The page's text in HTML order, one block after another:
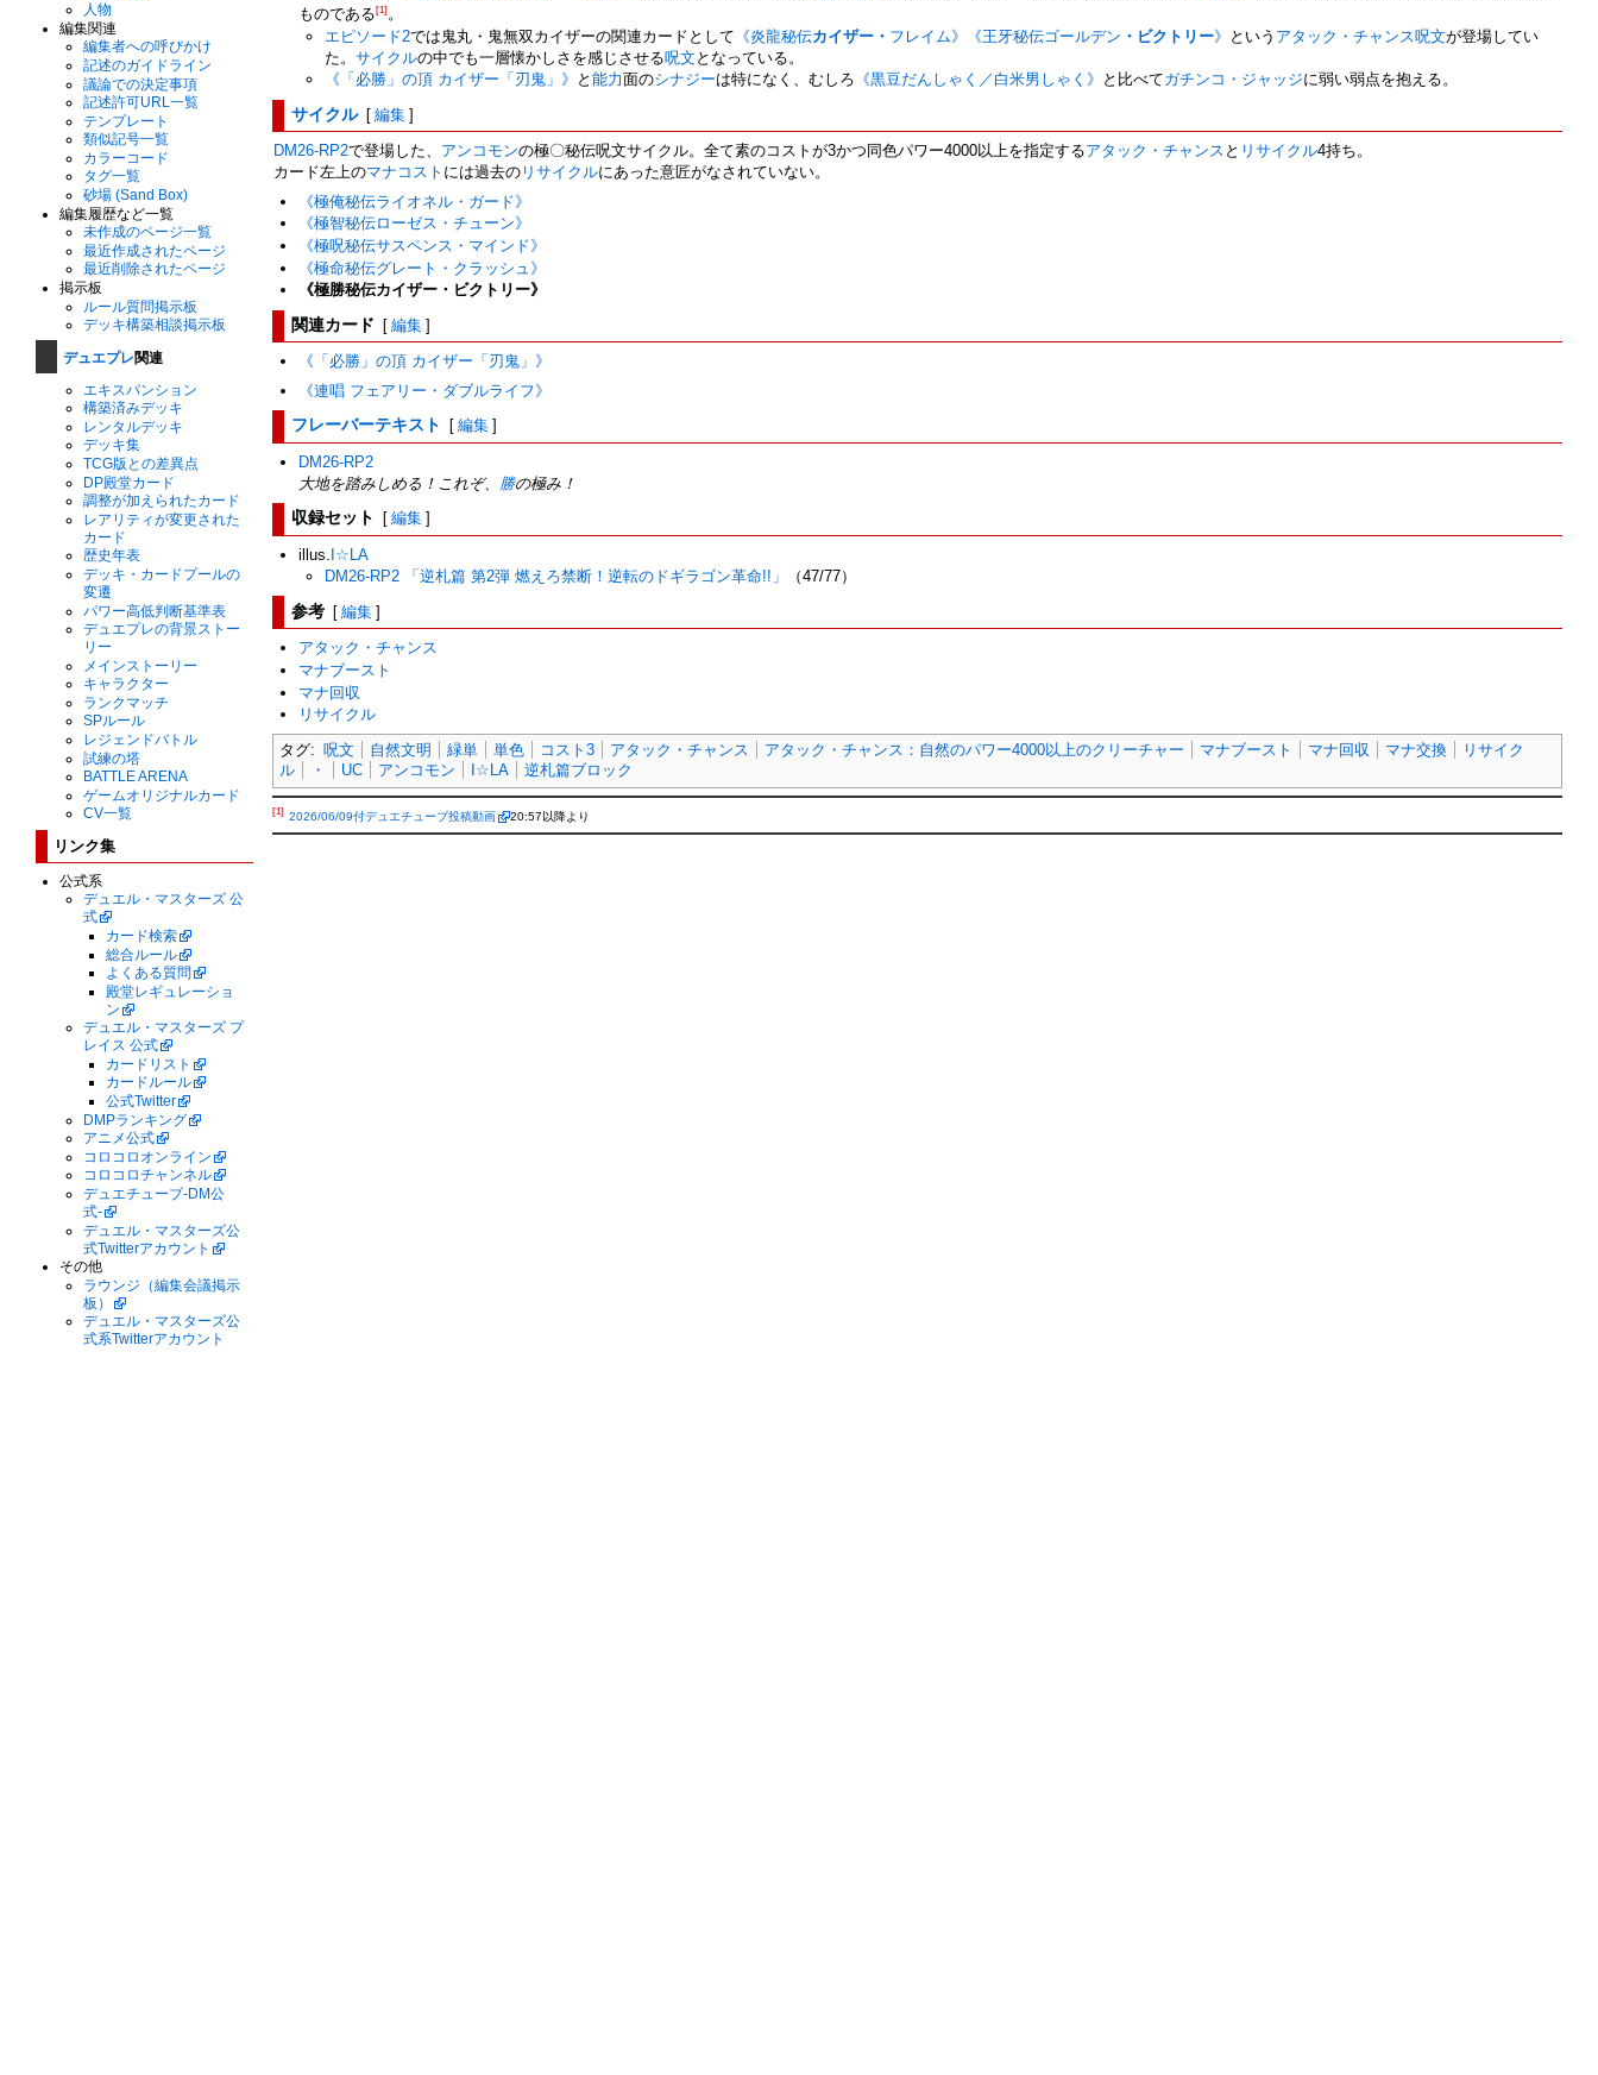
人物
編集関連
編集者への呼びかけ
記述のガイドライン
議論での決定事項
記述許可URL一覧
テンプレート
類似記号一覧
カラーコード
タグ一覧
砂場 (Sand Box)
編集履歴など一覧
未作成のページ一覧
最近作成されたページ
最近削除されたページ
掲示板
ルール質問掲示板
デッキ構築相談掲示板
デュエプレ関連
エキスパンション
構築済みデッキ
レンタルデッキ
デッキ集
TCG版との差異点
DP殿堂カード
調整が加えられたカード
レアリティが変更された
カード
歴史年表
デッキ・カードプールの
変遷
パワー高低判断基準表
デュエプレの背景ストー
リー
メインストーリー
キャラクター
ランクマッチ
SPルール
レジェンドバトル
試練の塔
BATTLE ARENA
ゲームオリジナルカード
CV一覧
リンク集
公式系
デュエル・マスターズ 公
式
カード検索
総合ルール
よくある質問
殿堂レギュレーショ
ン
デュエル・マスターズ プ
レイス 公式
カードリスト
カードルール
公式Twitter
DMPランキング
アニメ公式
コロコロオンライン
コロコロチャンネル
デュエチューブ-DM公
式-
デュエル・マスターズ公
式Twitterアカウント
その他
ラウンジ（編集会議掲示
板）
デュエル・マスターズ公
式系Twitterアカウント
ものである [1]。
エピソード2では鬼丸・鬼無双カイザーの関連カードとして 《炎龍秘伝カイザー・ フレイム》 《王牙秘伝ゴールデン ・ビクトリー》 という アタック・チャンス呪文が登場してい
た。 サイクルの中でも一層懐かしさを感じさせる呪文 となっている。
《「必勝」の頂 カイザー「刃鬼」》 と 能力面のシナジーは特になく、むしろ 《黒豆だんしゃく／白米男しゃく》 と比べてガチンコ・ジャッジに弱い弱点を抱える。
サイクル [編集]
DM26-RP2で登場した、 アンコモンの極〇秘伝呪文サイクル。全て素のコストが3かつ同色パワー4000以上を指定するアタック・チャンス と リサイクル4持ち。
カード左上のマナコスト には過去の リサイクルにあった意匠がなされていない。
《極俺秘伝ライオネル・ガード》
《極智秘伝ローゼス・チューン》
《極呪秘伝サスペンス・マインド》
《極命秘伝グレート・クラッシュ》
《極勝秘伝カイザー・ビクトリー》
関連カード [編集]
《「必勝」の頂 カイザー「刃鬼」》
《連唱 フェアリー・ダブルライフ》
フレーバーテキスト [編集]
DM26-RP2
大地を踏みしめる！これぞ、 勝の極み！
収録セット [編集]
illus. I☆LA
DM26-RP2 「逆札篇 第2弾 燃えろ禁断！逆転のドギラゴン革命!!」
（47/77）
参考 [編集]
アタック・チャンス
マナブースト
マナ回収
リサイクル
タグ: 呪文 自然文明 緑単 単色 コスト3 アタック・チャンス アタック・チャンス：自然のパワー4000以上のクリーチャー マナブースト マナ回収 マナ交換
リサイク
ル
・ UC アンコモン I☆LA 逆札篇ブロック
[1] 2026/06/09付デュエチューブ投稿動画 20:57以降より